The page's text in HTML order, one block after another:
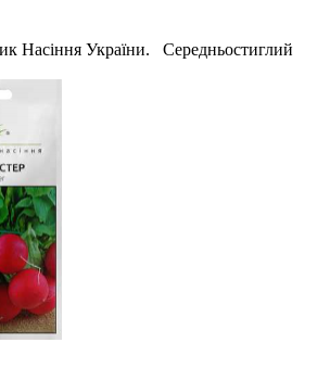
Насіння України. Середньостиглий